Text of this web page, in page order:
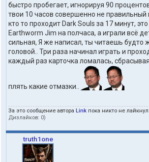
быстро пробегает, игнорируя 90
твои 10 часов совершенно не правильный
кто то проходит Dark Souls за 17 минут, это
Earthworm Jim на полчаса, а играли всё
сильная, Я же написал, ты читаешь будто
головой.. Три раза начинал играть и
каждый раз карточка ломалась,
плять какие отмазки..
За это сообщение автора Link пока никто не лайкнул.
Дизлайков: 0)
truth1one